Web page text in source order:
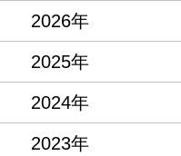
2026年
2025年
2024年
2023年